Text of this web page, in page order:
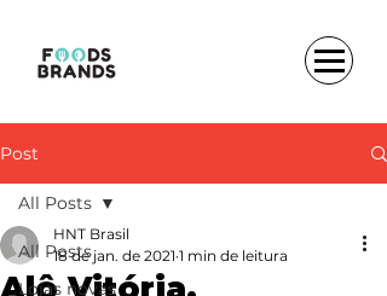
Post
All Posts
Lojas novas
All Posts
HNT Brasil
18 de jan. de 2021 1 min de leitura